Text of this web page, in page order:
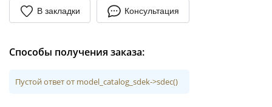
В закладки Консультация
Способы получения заказа:
Пустой ответ от model_catalog_sdek->sdec()